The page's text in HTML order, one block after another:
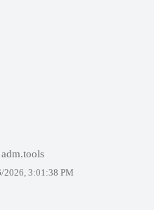
adm.tools
2026, 3:01:38 PM